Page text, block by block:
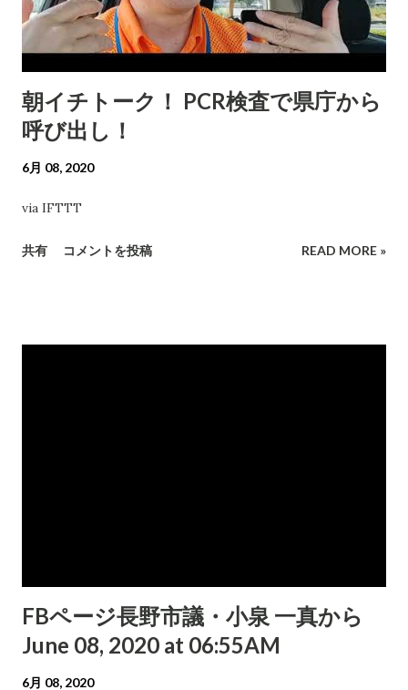
朝イチトーク！ PCR検査で県庁から
呼び出し！
6月 08, 2020
via IFTTT
共有 コメントを投稿 READ MORE »
FBページ長野市議・小泉 一真から
June 08, 2020 at 06:55AM
6月 08, 2020